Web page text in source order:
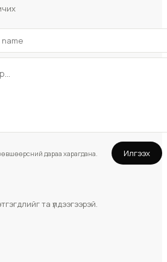
дараа харагдана. Илгээх
та үлдээгээрэй.